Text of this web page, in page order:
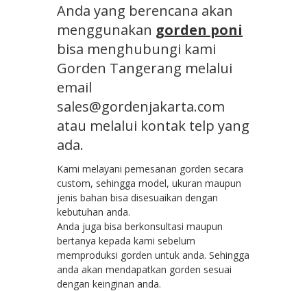
Anda yang berencana akan
menggunakan gorden poni
bisa menghubungi kami
Gorden Tangerang melalui
email
sales@gordenjakarta.com
atau melalui kontak telp yang
ada.
Kami melayani pemesanan gorden secara
custom, sehingga model, ukuran maupun
jenis bahan bisa disesuaikan dengan
kebutuhan anda.
Anda juga bisa berkonsultasi maupun
bertanya kepada kami sebelum
memproduksi gorden untuk anda. Sehingga
anda akan mendapatkan gorden sesuai
dengan keinginan anda.